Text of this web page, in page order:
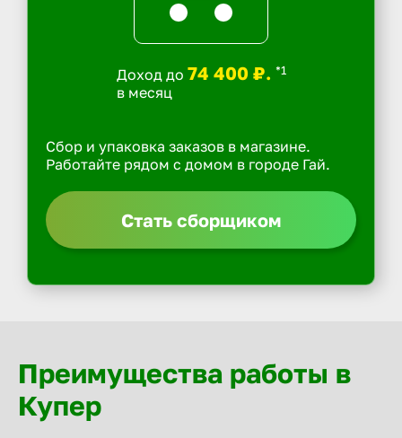
Доход до 74 400 ₽. *1
в месяц
Сбор и упаковка заказов в магазине.
Работайте рядом с домом в городе Гай.
Стать сборщиком
Преимущества работы в
Купер